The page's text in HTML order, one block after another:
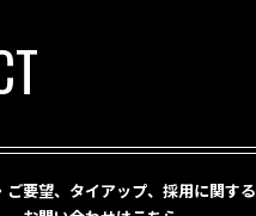
ご要望、タイアップ、採用に関する